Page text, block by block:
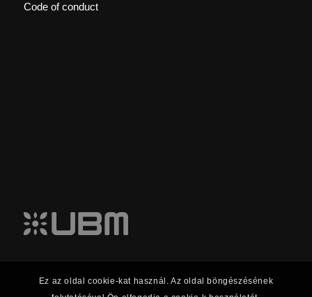
Code of conduct
Ez az oldal cookie-kat használ. Az oldal böngészésének